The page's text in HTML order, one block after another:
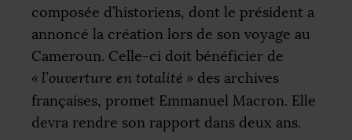
composée d’historiens, dont le président a
annoncé la création lors de son voyage au
Cameroun. Celle-ci doit bénéficier de
« l’ouverture en totalité » des archives
françaises, promet Emmanuel Macron. Elle
devra rendre son rapport dans deux ans.